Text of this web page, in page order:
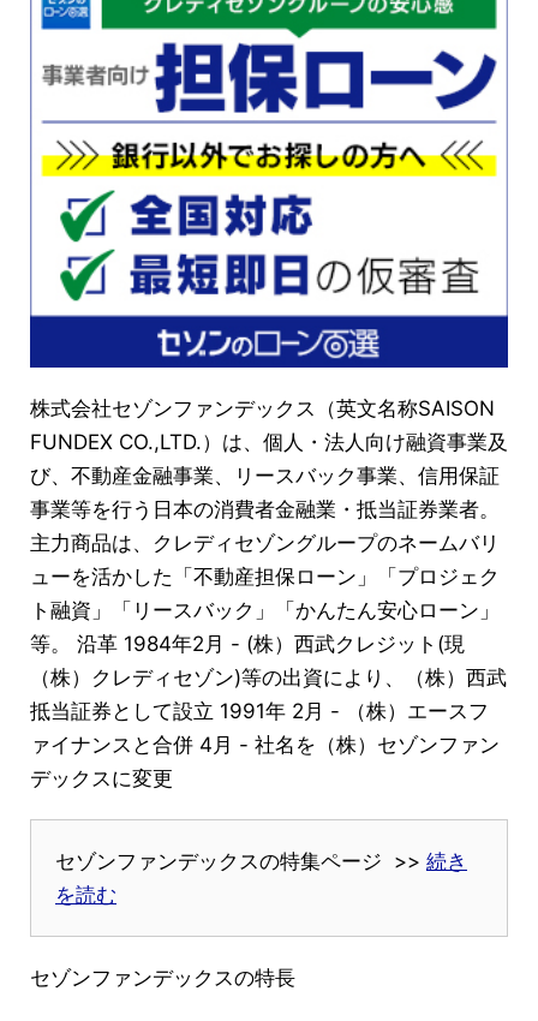
株式会社セゾンファンデックス（英文名称SAISON
FUNDEX CO.,LTD.）は、個人・法人向け融資事業及
び、不動産金融事業、リースバック事業、信用保証
事業等を行う日本の消費者金融業・抵当証券業者。
主力商品は、クレディセゾングループのネームバリ
ューを活かした「不動産担保ローン」「プロジェク
ト融資」「リースバック」「かんたん安心ローン」
等。 沿革 1984年2月 - (株）西武クレジット(現
（株）クレディセゾン)等の出資により、（株）西武
抵当証券として設立 1991年 2月 - （株）エースフ
ァイナンスと合併 4月 - 社名を（株）セゾンファン
デックスに変更
セゾンファンデックスの特集ページ >> 続き
を読む
セゾンファンデックスの特長